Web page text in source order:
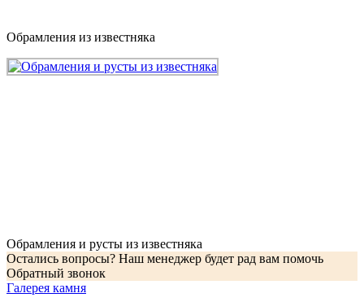
Обрамления из известняка
Обрамления и русты из известняка
Остались вопросы? Наш менеджер будет рад вам помочь
Обратный звонок
Галерея камня